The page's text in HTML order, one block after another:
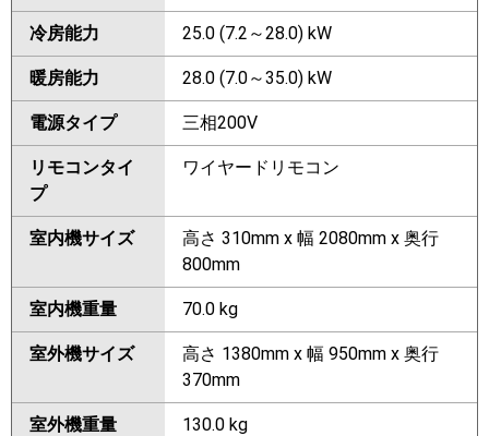
冷房能力 25.0 (7.2～28.0) kW
暖房能力 28.0 (7.0～35.0) kW
電源タイプ 三相200V
リモコンタイ
プ
ワイヤードリモコン
室内機サイズ
高さ 310mm x 幅 2080mm x 奥行
800mm
室内機重量 70.0 kg
室外機サイズ
高さ 1380mm x 幅 950mm x 奥行
370mm
室外機重量 130.0 kg